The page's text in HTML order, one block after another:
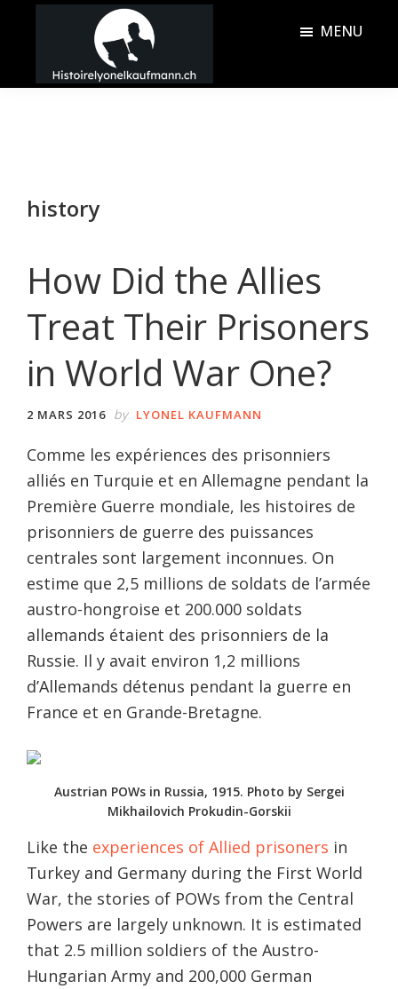
principal
barreHistoire
MENU
history
How Did the Allies
Treat Their Prisoners
in World War One?
2 MARS 2016 by LYONEL KAUFMANN
Comme les expériences des prisonniers
alliés en Turquie et en Allemagne pendant la
Première Guerre mondiale, les histoires de
prisonniers de guerre des puissances
centrales sont largement inconnues. On
estime que 2,5 millions de soldats de l’armée
austro-hongroise et 200.000 soldats
allemands étaient des prisonniers de la
Russie. Il y avait environ 1,2 millions
d’Allemands détenus pendant la guerre en
France et en Grande-Bretagne.
Austrian POWs in Russia, 1915. Photo by Sergei
Mikhailovich Prokudin-Gorskii
Like the experiences of Allied prisoners in
Turkey and Germany during the First World
War, the stories of POWs from the Central
Powers are largely unknown. It is estimated
that 2.5 million soldiers of the Austro-
Hungarian Army and 200,000 German